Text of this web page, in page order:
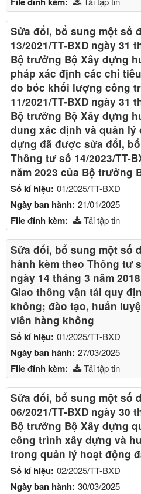
Sửa đổi, bổ sung một số
13/2021/TT-BXD ngày 31
Bộ trưởng Bộ Xây dựng
pháp xác định các chỉ
đo bóc khối lượng công
11/2021/TT-BXD ngày 31
Bộ trưởng Bộ Xây dựng
dung xác định và quản
dựng đã được sửa đổi,
Thông tư số 14/2023/TT-
năm 2023 của Bộ trưởng
Số kí hiệu: 01/2025/TT-BXD
Ngày ban hành: 21/01/2025
File đính kèm: Tải tập tin
Sửa đổi, bổ sung một số
hành kèm theo Thông tư
ngày 14 tháng 3 năm
Giao thông vận tải quy
không; đào tạo, huấn
viên hàng không
Số kí hiệu: 01/2025/TT-BXD
Ngày ban hành: 27/03/2025
File đính kèm: Tải tập tin
Sửa đổi, bổ sung một số
06/2021/TT-BXD ngày 30
Bộ trưởng Bộ Xây dựng
công trình xây dựng và
trong quản lý hoạt động
Số kí hiệu: 02/2025/TT-BXD
Ngày ban hành: 30/03/2025